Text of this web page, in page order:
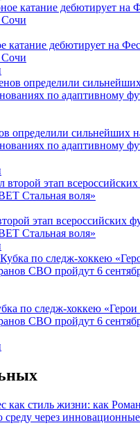
катание дебютирует на
определили сильнейших
по адаптивному
этап всероссийских
Стальная воля»
по следж-хоккею «Герои
СВО пройдут 6